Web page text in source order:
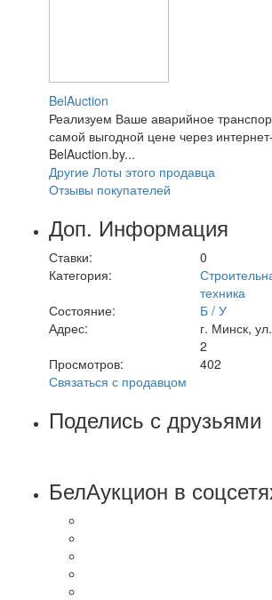
BelAuction
Реализуем Ваше аварийное
самой выгодной цене через
BelAuction.by...
Другие Лоты этого продавца
Отзывы покупателей
Доп. Информация
Ставки:
0
Категория:
техника
Состояние:
Б / У
Адрес:
г. Минск,
2
Просмотров:
402
Связаться с продавцом
Поделись с друзьями
БелАукцион в